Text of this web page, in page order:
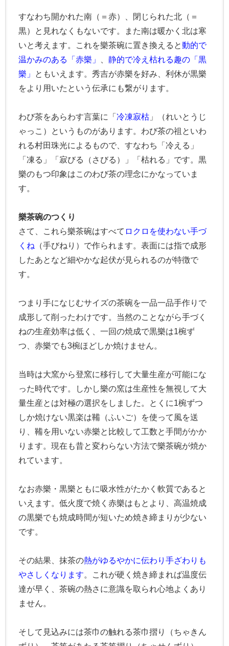
すなわち開かれた南（＝赤）、閉じられた北（＝
黒）と見れなくもないです。また南は暖かく北は寒
いと考えます。これを樂茶碗に置き換えると動的で
温かみのある「赤樂」
静的で冷え枯れる趣の「黒
樂」
ともいえます。秀吉が赤樂を好み、利休が黒樂
をより用いたという伝承にも繋がります。
わび茶をあらわす言葉に「 冷凍寂枯 」（れいとうじ
ゃっこ）というものがあります。わび茶の祖といわ
れる村田珠光によるもので、すなわち「冷える」
「凍る」「寂びる（さびる）」「枯れる」です。黒
樂のもつ印象はこのわび茶の理念にかなっていま
す。
樂茶碗のつくり
さて、これら樂茶碗はすべて ロクロを使わない手づ
くね （手びねり）で作られます。表面には指で成形
したあとなど細やかな起伏が見られるのが特徴で
す。
つまり手になじむサイズの茶碗を一品一品手作りで
成形して削ったわけです。当然のことながら手づく
ねの生産効率は低く、一回の焼成で黒樂は1椀ず
つ、赤樂でも3椀ほどしか焼けません。
当時は大窯から登窯に移行して大量生産が可能にな
った時代です。しかし樂の窯は生産性を無視して大
量生産とは対極の選択をしました。とくに1椀ずつ
しか焼けない黒楽は鞴（ふいご）を使って風を送
り、鞴を用いない赤樂と比較して工数と手間がかか
ります。現在も昔と変わらない方法で樂茶碗が焼か
れています。
なお赤樂・黒樂ともに吸水性がたかく軟質であると
いえます。低火度で焼く赤樂はもとより、高温焼成
の黒樂でも焼成時間が短いため焼き締まりが少ない
です。
その結果、抹茶の熱がゆるやかに伝わり手ざわりも
やさしくなります。これが硬く焼き締まれば温度伝
達が早く、茶碗の熱さに意識を取られ心地よくあり
ません。
そして見込みには茶巾の触れる茶巾摺り（ちゃきん